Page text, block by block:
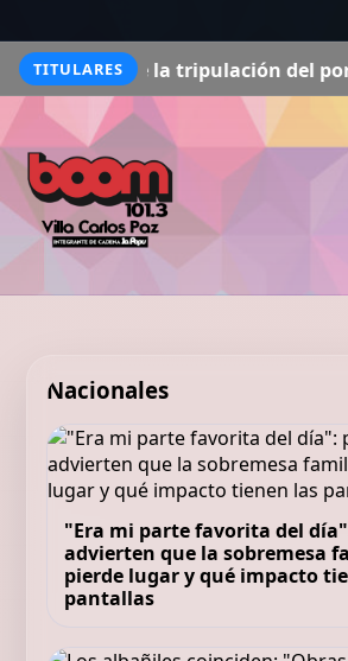
TITULARES
la tripulación del portaviones
Nacionales
"Era mi parte favorita del
advierten que la sobremesa
pierde lugar y qué impacto
pantallas